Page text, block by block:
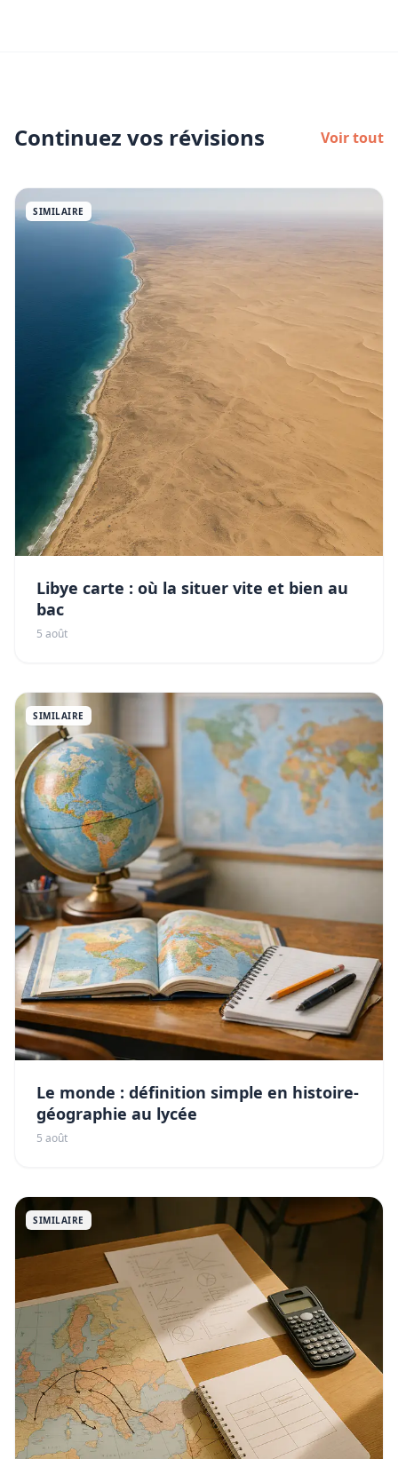
Continuez vos révisions Voir tout
SIMILAIRE
Libye carte : où la situer vite et bien au
bac
5 août
SIMILAIRE
Le monde : définition simple en histoire-
géographie au lycée
5 août
SIMILAIRE